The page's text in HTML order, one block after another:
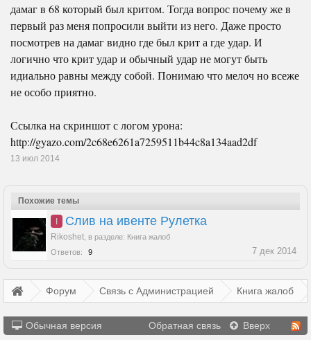
дамаг в 68 который был критом. Тогда вопрос почему же в
первый раз меня попросили выйти из него. Даже просто
посмотрев на дамаг видно где был крит а где удар. И
логично что крит удар и обычный удар не могут быть
идиально равны между собой. Понимаю что мелоч но всеже
не особо приятно.
Ссылка на скриншот с логом урона:
http://gyazo.com/2c68e6261a7259511b44c8a134aad2df
13 июл 2014
Похожие темы
I Слив на ивенте Рулетка
Rikoshet в разделе: Книга жалоб
Ответов:
9 7 дек 2014
Форум Связь с Администрацией Книга жалоб
Обычная версия Обратная связь Вверх